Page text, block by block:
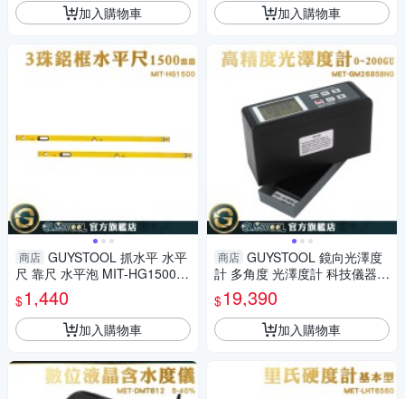
加入購物車
商店 GUYSTOOL 抓水平 水平
尺 靠尺 水平泡 MIT-HG1500
建築工具 水準泡 水電 三株水平
尺
$1,440
加入購物車
加入購物車
商店 GUYSTOOL 鏡向光澤度
計 多角度 光澤度計 科技儀器
大理石測光儀 測光儀 亮度檢測
GM2685BN0
$19,390
加入購物車